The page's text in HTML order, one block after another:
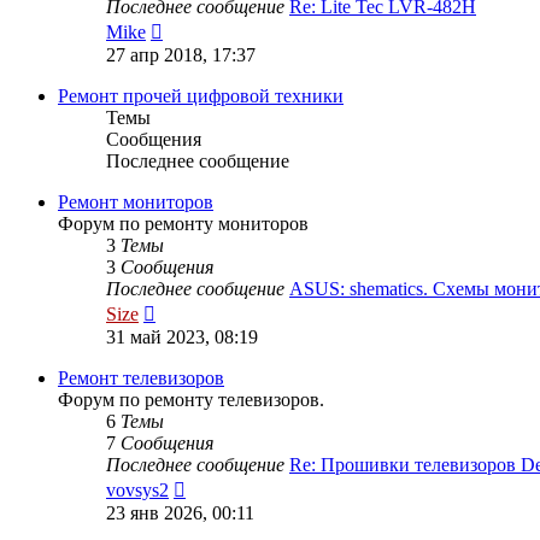
Последнее сообщение Re: Lite Tec LVR-482H
Mike
к
сообщению
27 апр 2018, 17:37
Ремонт прочей цифровой техники
Темы
Сообщения
Последнее сообщение
Ремонт мониторов
Форум по ремонту мониторов
3 Темы
3 Сообщения
Последнее сообщение ASUS: shematics. Схемы
Size
к
сообщению
31 май 2023, 08:19
Ремонт телевизоров
Форум по ремонту телевизоров.
6 Темы
7 Сообщения
Последнее сообщение Re: Прошивки телевизоров
vovsys2
к
23 янв 2026, 00:11